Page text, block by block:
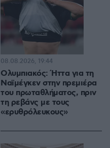
Ολυμπιακός: Ήττα για τη
Ναϊμέγκεν στην πρεμιέρα
του πρωταθλήματος, πριν
τη ρεβάνς με τους
«ερυθρόλευκους»
08.08.2026, 19:44